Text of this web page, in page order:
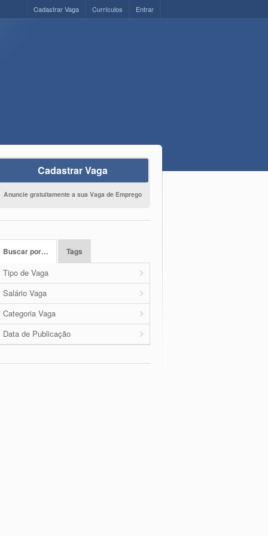
Entrar
Currículos
Cadastrar Vaga
Cadastrar Vaga
Anuncie gratuitamente a sua Vaga de Emprego
Buscar por… Tags
Tipo de Vaga
Salário Vaga
Categoria Vaga
Data de Publicação